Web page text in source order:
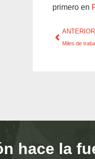
primero en
ANTERIOR
hace la